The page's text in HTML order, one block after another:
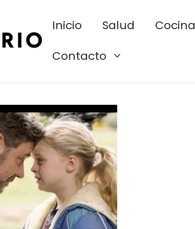
Inicio Salud Cocina
Contacto